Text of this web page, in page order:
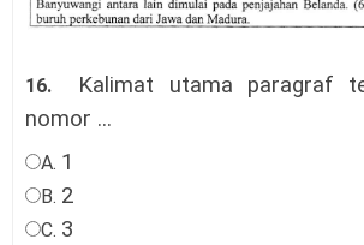
16. Kalimat utama paragraf
nomor ...
A. 1
B. 2
C. 3